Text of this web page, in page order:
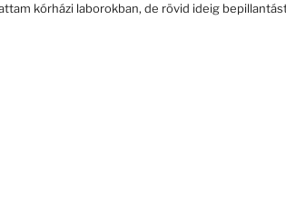
kórházi laborokban, de rövid ideig